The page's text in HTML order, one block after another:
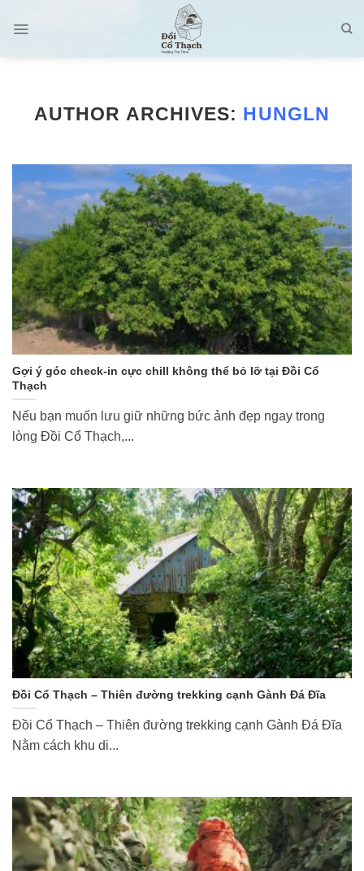
AUTHOR ARCHIVES: HUNGLN
Gợi ý góc check-in cực chill không thể bỏ lỡ tại Đồi Cổ
Thạch
Nếu bạn muốn lưu giữ những bức ảnh đẹp ngay trong
lòng Đồi Cổ Thạch,...
Đồi Cổ Thạch – Thiên đường trekking cạnh Gành Đá Đĩa
Đồi Cổ Thạch – Thiên đường trekking cạnh Gành Đá Đĩa
Nằm cách khu di...